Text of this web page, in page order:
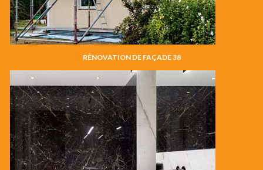
RÉNOVATION DE FAÇADE 38